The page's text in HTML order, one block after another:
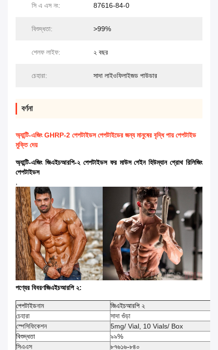
সি এ এস নং: 87616-84-0
বিশুদ্ধতা: >99%
শেলফ লাইফ: ২ বছর
চেহারা: সাদা লাইওফিলাইজড পাউডার
বর্ণনা
অ্যান্টি-এজিং GHRP-2 পেপটাইডস পেপটাইডের জন্য মানুষের বৃদ্ধি পায় পেপটাইড
মুক্তি দেয়
অ্যান্টি-এজিং জিএইচআরপি-২ পেপটাইডস ফর মাউস গেইন হিউম্যান গ্রোথ রিলিজিং
পেপটাইডস
,
পণ্যের বিবরণজিএইচআরপি ২:
পেপটাইডনাম
জিএইচআরপি ২
চেহারা
সাদা গুঁড়া
স্পেসিফিকেশন
5mg/ Vial, 10 Vials/ Box
বিশুদ্ধতা
৯৯%
সিএএস
৮৭৬১৬-৮৪০